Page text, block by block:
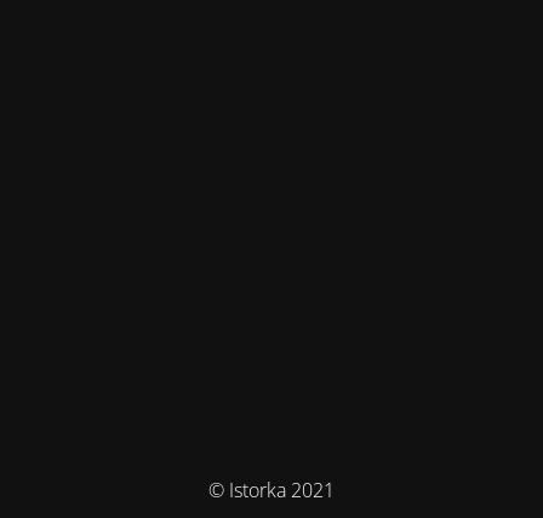
© Istorka 2021